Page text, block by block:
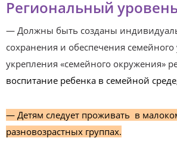
Региональный
— Должны быть созданы
сохранения и обеспечения семейного
укрепления «семейного окружения»
воспитание ребенка в семейной
— Детям следует проживать в
разновозрастных группах.